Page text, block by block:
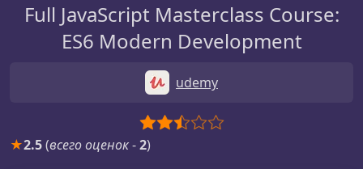
Full JavaScript Masterclass Course:
ES6 Modern Development
udemy
★2.5(всего оценок-2)